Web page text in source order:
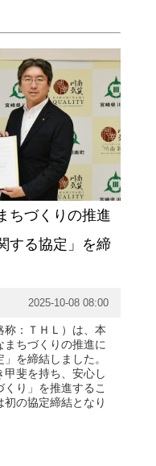
ちづくりの推進
する協定」を締
2025-10-08 08:00
称：ＴＨＬ）は、本
まちづくりの推進に
を締結しました。
斐を持ち、安心し
り」を推進するこ
の協定締結となり